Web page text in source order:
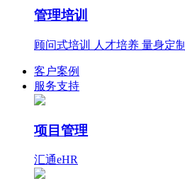
管理培训
顾问式培训 人才培养 量身定制
客户案例
服务支持
项目管理
汇通eHR